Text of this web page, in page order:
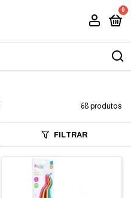
0
68 produtos
FILTRAR